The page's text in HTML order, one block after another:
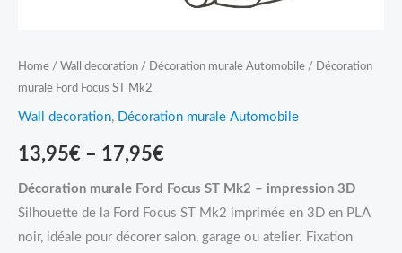
Home / Wall decoration / Décoration murale Automobile / Décoration
murale Ford Focus ST Mk2
Wall decoration, Décoration murale Automobile
13,95€ – 17,95€
17,95€
Décoration murale Ford Focus ST Mk2 – impression 3D
Silhouette de la Ford Focus ST Mk2 imprimée en 3D en PLA
noir, idéale pour décorer salon, garage ou atelier. Fixation